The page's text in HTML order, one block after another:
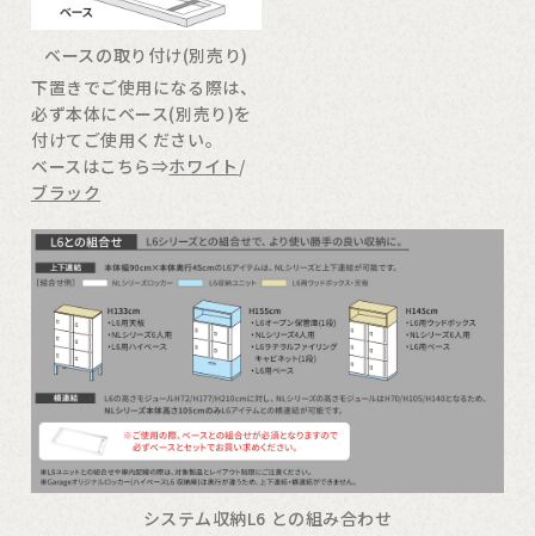
ベースの取り付け(別売り)
下置きでご使用になる際は、
必ず本体にベース(別売り)を
付けてご使用ください。
ベースはこちら⇒ホワイト /
ブラック
システム収納L6 との組み合わせ